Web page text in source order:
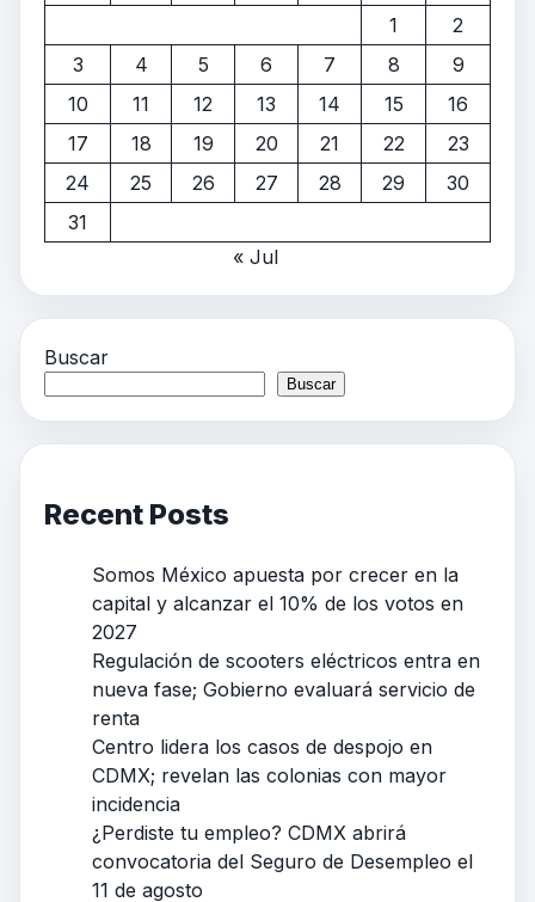
1
2
3
4 5 6 7 8
9
10
11 12 13 14 15
16
17
18 19 20 21 22
23
24
25 26 27 28 29
30
31
« Jul
Buscar
Buscar
Recent Posts
Somos México apuesta por crecer en la
capital y alcanzar el 10% de los votos en
2027
Regulación de scooters eléctricos entra en
nueva fase; Gobierno evaluará servicio de
renta
Centro lidera los casos de despojo en
CDMX; revelan las colonias con mayor
incidencia
¿Perdiste tu empleo? CDMX abrirá
convocatoria del Seguro de Desempleo el
11 de agosto